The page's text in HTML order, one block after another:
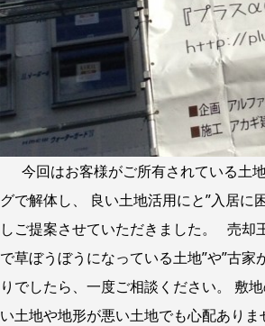
今回はお客様がご所有されている土
グで解体し、 良い土地活用にと”入居に
しご提案させていただきました。 売却
で草ぼうぼうになっている土地”や”古
りでしたら、一度ご相談ください。 敷
い土地や地形が悪い土地でも心配あり